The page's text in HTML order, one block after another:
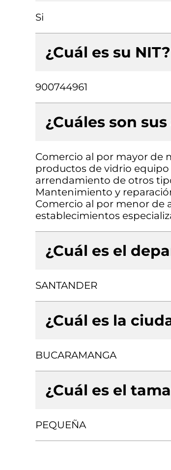
Si
¿Cuál es su NIT?
900744961
¿Cuáles son
Comercio al por mayor de
productos de vidrio
arrendamiento de otros
Mantenimiento y
Comercio al por menor de
establecimientos
¿Cuál es el
SANTANDER
¿Cuál es la
BUCARAMANGA
¿Cuál es el
PEQUEÑA